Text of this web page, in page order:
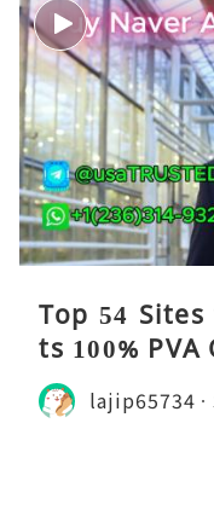
Top 54
ts 100% PVA
lajip65734